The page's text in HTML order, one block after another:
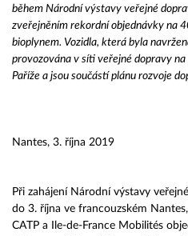
během Národní výstavy veřejné
zveřejněním rekordní objednávky na
bioplynem. Vozidla, která byla
provozována v síti veřejné dopravy
Paříže a jsou součástí plánu rozvoje
Nantes, 3. října 2019
Při zahájení Národní výstavy
do 3. října ve francouzském
CATP a Ile-de-France Mobilités